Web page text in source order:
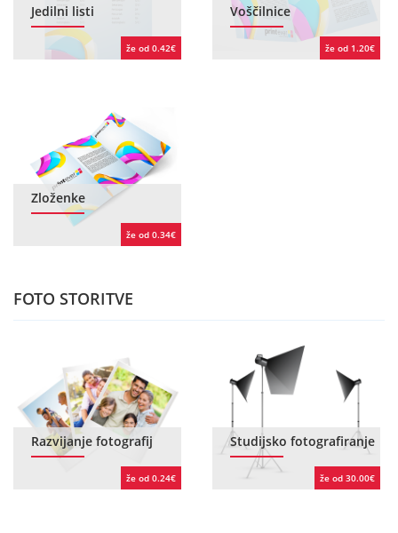
Jedilni listi
že od 0.42€
Voščilnice
že od 1.20€
Zloženke
že od 0.34€
FOTO STORITVE
Razvijanje fotografij
že od 0.24€
Studijsko fotografiranje
že od 30.00€